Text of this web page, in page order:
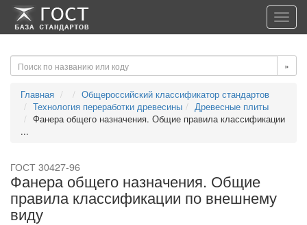
-->-->
»
Главная
Общероссийский классификатор стандартов
Технология переработки древесины
Древесные плиты
Фанера общего назначения. Общие правила классификации
...
ГОСТ 30427-96
Фанера общего назначения. Общие
правила классификации по внешнему
виду